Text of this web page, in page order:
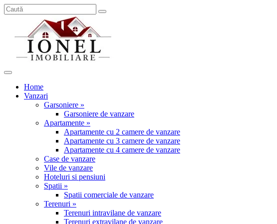
Home
Vanzari
Garsoniere »
Garsoniere de vanzare
Apartamente »
Apartamente cu 2 camere de vanzare
Apartamente cu 3 camere de vanzare
Apartamente cu 4 camere de vanzare
Case de vanzare
Vile de vanzare
Hoteluri si pensiuni
Spatii »
Spatii comerciale de vanzare
Terenuri »
Terenuri intravilane de vanzare
Terenuri extravilane de vanzare